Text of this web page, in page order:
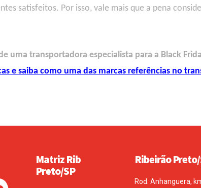
satisfeitos. Por isso, vale mais que a pena
uma transportadora especialista para a Black
e saiba como uma das marcas referências no
Matriz Rib
Preto/SP
Ribeirão
Rod. Anhanguera,